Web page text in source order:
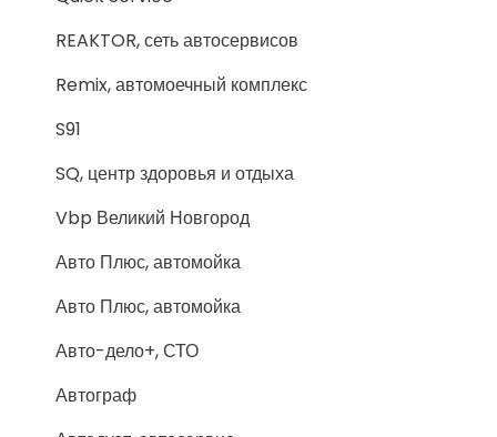
REAKTOR, сеть автосервисов
Remix, автомоечный комплекс
S91
SQ, центр здоровья и отдыха
Vbp Великий Новгород
Авто Плюс, автомойка
Авто Плюс, автомойка
Авто-дело+, СТО
Автограф